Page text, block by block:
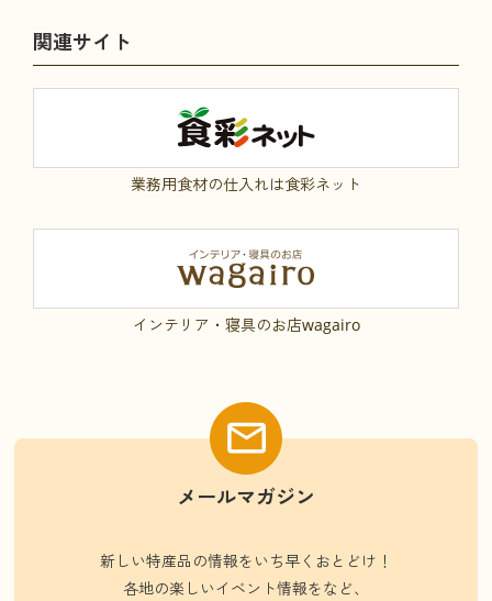
関連サイト
業務用食材の仕入れは食彩ネット
インテリア・寝具のお店wagairo
メールマガジン
新しい特産品の情報をいち早くおとどけ！
各地の楽しいイベント情報をなど、